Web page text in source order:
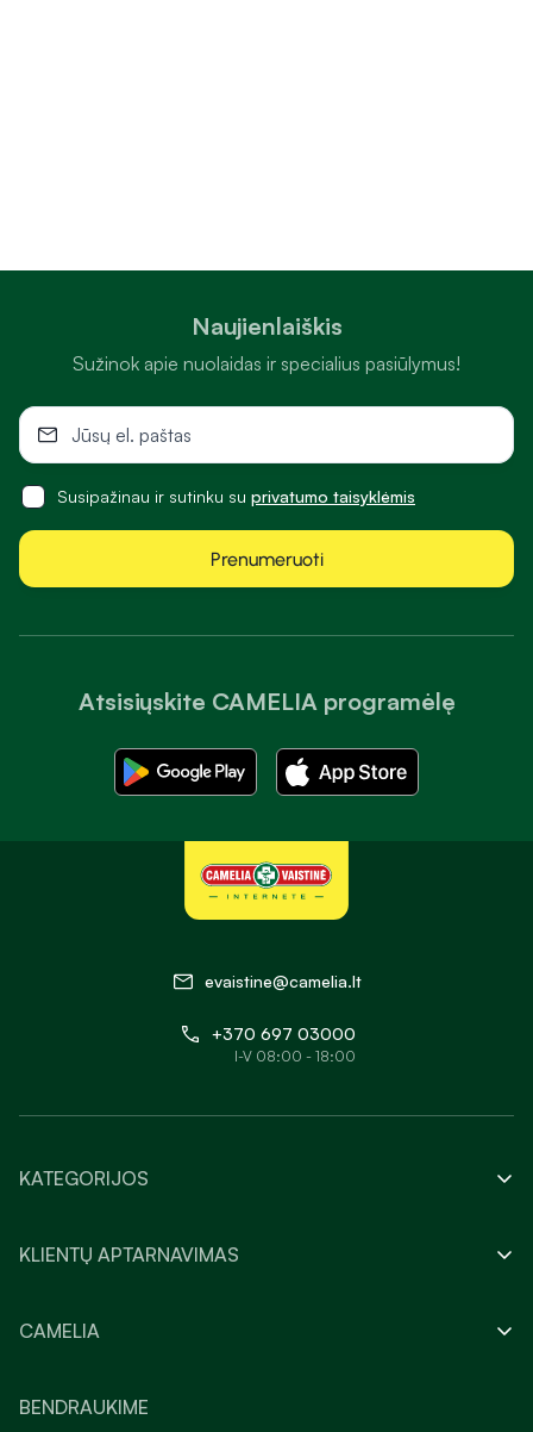
Atsisiųskite CAMELIA programėlę
Naujienlaiškis
Sužinok apie nuolaidas ir specialius pasiūlymus!
Susipažinau ir sutinku su privatumo taisyklėmis
Prenumeruoti
evaistine@camelia.lt
+370 697 03000
I-V 08:00 - 18:00
KATEGORIJOS
KLIENTŲ APTARNAVIMAS
CAMELIA
BENDRAUKIME